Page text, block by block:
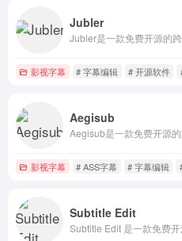
Jubler
影视字幕 # 字幕编辑 # 开源软件
Aegisub
影视字幕 # ASS字幕 # 字幕编辑
Subtitle Edit